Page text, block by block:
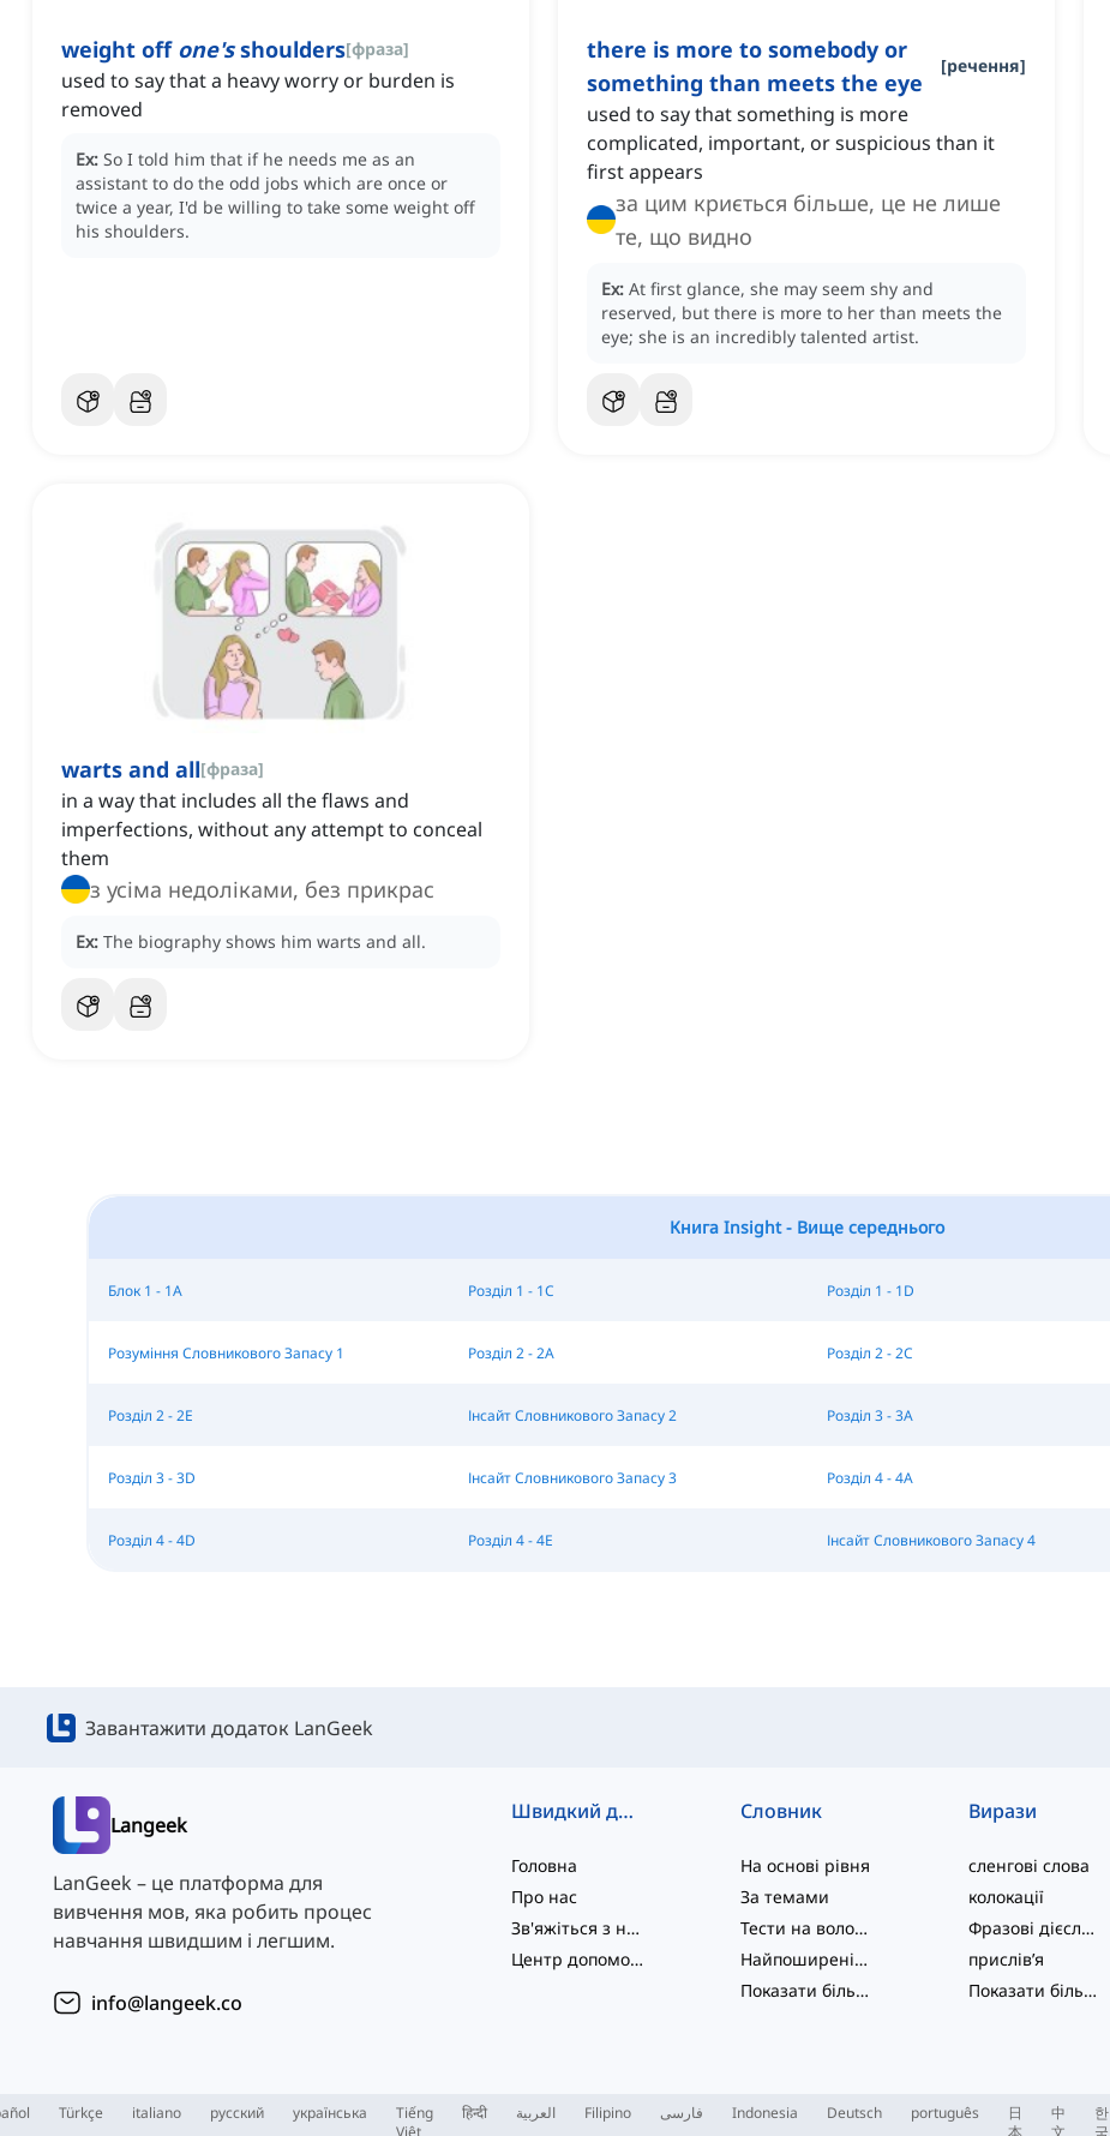
weight off one'sshoulders[фраза]
used to say that a heavy worry or burden is
removed
Ex: So I told him that if he needs me as an
assistant to do the odd jobs which are once or
twice a year, I'd be willing to take some weight off
his shoulders.
there is more to somebody or
something than meets the eye
[речення]
used to say that something is more
complicated, important, or suspicious than it
first appears
за цим криється більше, це не лише
те, що видно
Ex: At first glance, she may seem shy and
reserved, but there is more to her than meets the
eye; she is an incredibly talented artist.
warts and all[фраза]
in a way that includes all the flaws and
imperfections, without any attempt to conceal
them
з усіма недоліками, без прикрас
Ex: The biography shows him warts and all.
Книга Insight - Вище середнього
Блок 1 - 1A Розділ 1 - 1C Розділ 1 - 1D
Розуміння Словникового Запасу 1 Розділ 2 - 2A Розділ 2 - 2C
Розділ 2 - 2E Інсайт Словникового Запасу 2 Розділ 3 - 3A
Розділ 3 - 3D Інсайт Словникового Запасу 3 Розділ 4 - 4A
Розділ 4 - 4D Розділ 4 - 4E Інсайт Словникового Запасу 4
Завантажити додаток LanGeek
Langeek
LanGeek – це платформа для
вивчення мов, яка робить процес
навчання швидшим і легшим.
info@langeek.co
Швидкий доступ
Головна
Про нас
Зв'яжіться з нами
Центр допомоги
Словник
На основі рівня
За темами
Тести на володіння мовою
Найпоширеніші
Показати більше
Вирази
сленгові слова
колокації
Фразові дієслова
прислів’я
Показати більше
Türkçe italiano русский українська
Tiếng
हिन्दी العربية Filipino فارسی Indonesia Deutsch português
日
中
한